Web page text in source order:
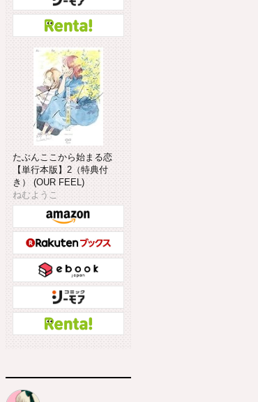
たぶんここから始まる恋
【単行本版】2（特典付
き） (OUR FEEL)
ねむようこ